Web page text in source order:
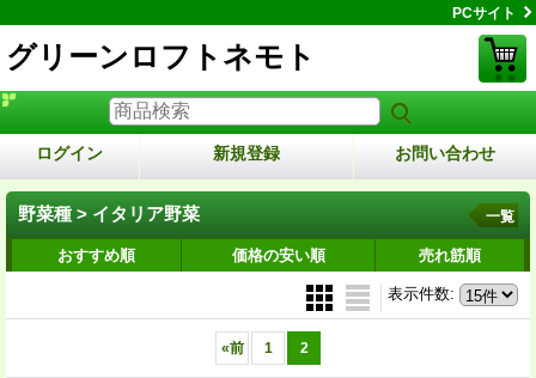
PCサイト
グリーンロフトネモト
ログイン 新規登録 お問い合わせ
野菜種 > イタリア野菜 一覧
おすすめ順 価格の安い順 売れ筋順
表示件数:
«前 1 2